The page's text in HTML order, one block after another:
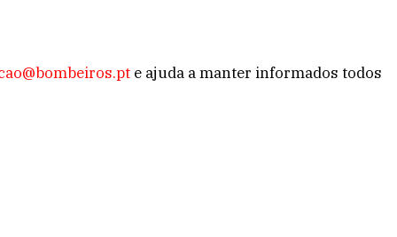
e ajuda a manter informados todos